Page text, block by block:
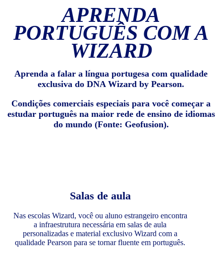
APRENDA
PORTUGUÊS COM A
WIZARD
Aprenda a falar a língua portugesa com qualidade
exclusiva do DNA Wizard by Pearson.
Condições comerciais especiais para você começar a
estudar português na maior rede de ensino de idiomas
do mundo (Fonte: Geofusion).
Salas de aula
Nas escolas Wizard, você ou aluno estrangeiro encontra
a infraestrutura necessária em salas de aula
personalizadas e material exclusivo Wizard com a
qualidade Pearson para se tornar fluente em português.